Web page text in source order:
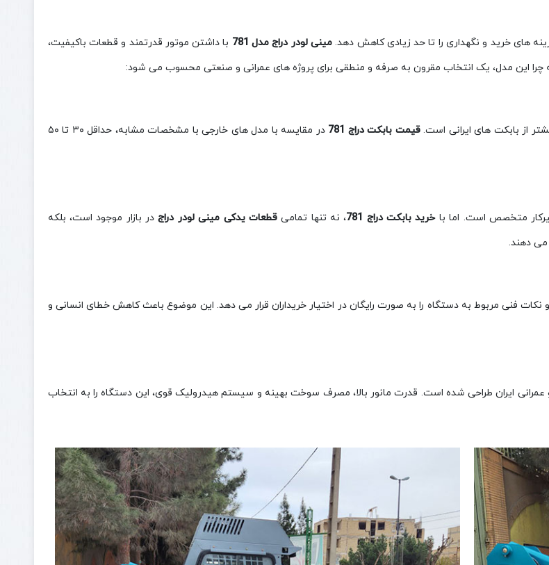
های خرید و نگهداری را تا حد زیادی کاهش دهد.مینی لودر دراج مدل 781
با داشتن موتور قدرتمند و قطعات باکیفیت،
که چرا این مدل، یک انتخاب مقرون‌ به‌ صرفه و منطقی برای پروژه‌ های عمرانی و صنعتی محسوب می‌ شود:
از بابکت‌ های ایرانی است.قیمت بابکت دراج 781
در مقایسه با مدل‌ های خارجی با مشخصات مشابه، حداقل ۳۰ تا ۵۰
متخصص است. اما باخرید بابکت دراج 781 ، نه‌ تنها تمامیقطعات یدکی مینی لودر دراجدر بازار موجود است، بلکه
می‌ دهند.
و نکات فنی مربوط به دستگاه را به صورت رایگان در اختیار خریداران قرار می‌ دهد. این موضوع باعث کاهش خطای انسانی و
ایران طراحی شده است. قدرت مانور بالا، مصرف سوخت بهینه و سیستم هیدرولیک قوی، این دستگاه را به انتخاب